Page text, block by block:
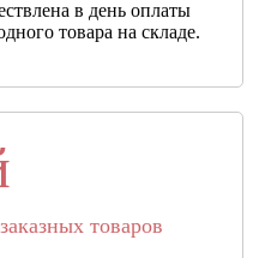
в день оплаты
товара на складе.
товаров